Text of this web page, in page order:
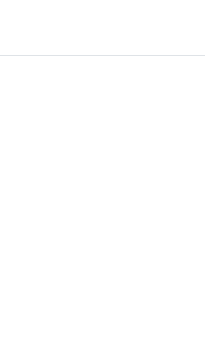
Δράσεων-Αγώνων Επιτραπέζιας